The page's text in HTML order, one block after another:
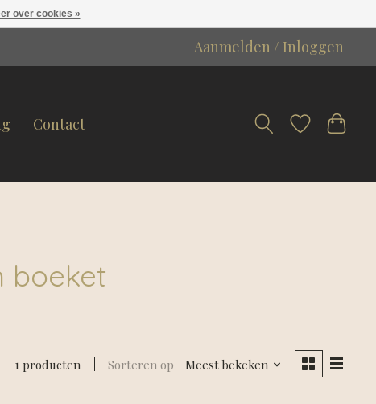
Aanmelden / Inloggen
Contact
boeket
1 producten Sorteren op Meest bekeken
over cookies »